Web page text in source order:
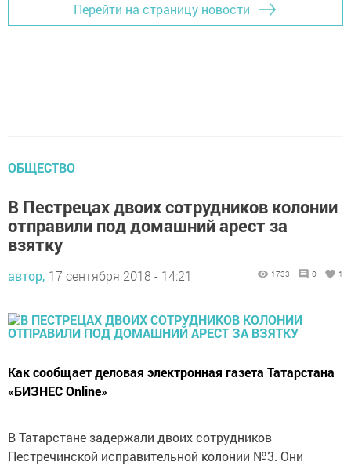
Перейти на страницу новости
ОБЩЕСТВО
В Пестрецах двоих сотрудников колонии
отправили под домашний арест за
взятку
автор, 17 сентября 2018 - 14:21 1733 0 1
Как сообщает деловая электронная газета Татарстана
«БИЗНЕС Online»
В Татарстане задержали двоих сотрудников
Пестречинской исправительной колонии №3. Они